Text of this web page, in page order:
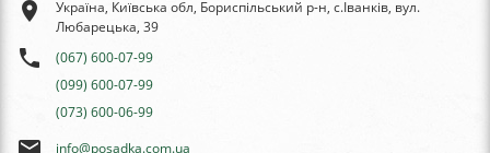
place
Україна, Київська обл, Бориспільський р-н, с.Іванків, вул.
Любарецька, 39
phone
(067) 600-07-99
(099) 600-07-99
(073) 600-06-99
info@posadka.com.ua